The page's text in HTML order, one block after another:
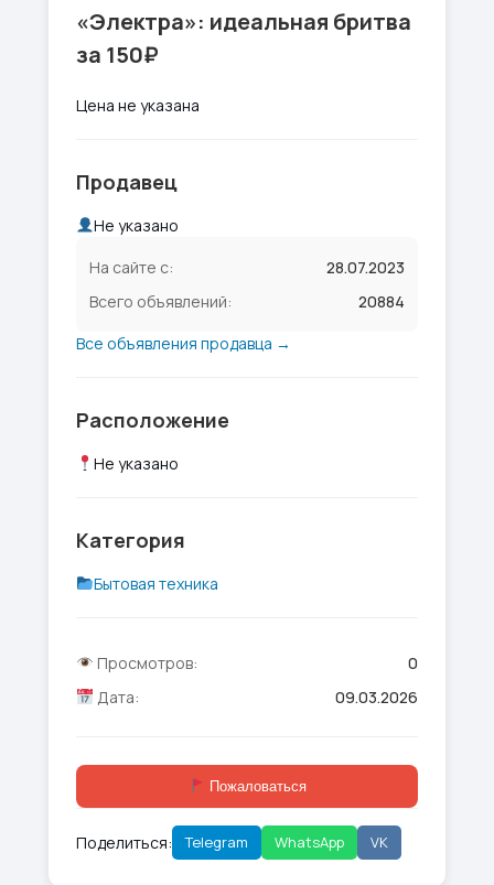
«Электра»: идеальная бритва
за 150₽
Цена не указана
Продавец
Не указано
На сайте с:
28.07.2023
Всего объявлений:
20884
Все объявления продавца →
Расположение
Не указано
Категория
Бытовая техника
Просмотров:
0
Дата:
09.03.2026
Пожаловаться
Поделиться: Telegram WhatsApp VK